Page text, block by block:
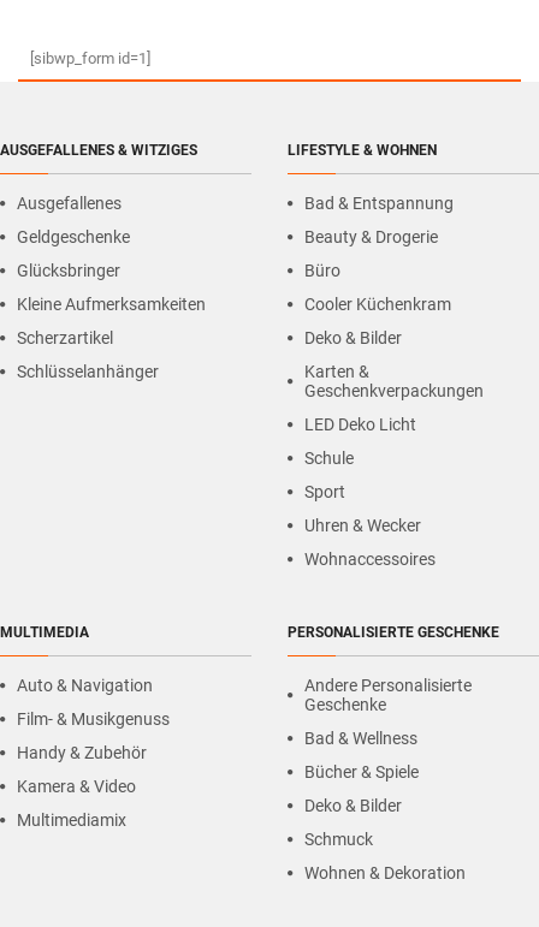
[sibwp_form id=1]
AUSGEFALLENES & WITZIGES
Ausgefallenes
Geldgeschenke
Glücksbringer
Kleine Aufmerksamkeiten
Scherzartikel
Schlüsselanhänger
LIFESTYLE & WOHNEN
Bad & Entspannung
Beauty & Drogerie
Büro
Cooler Küchenkram
Deko & Bilder
Karten &
Geschenkverpackungen
LED Deko Licht
Schule
Sport
Uhren & Wecker
Wohnaccessoires
MULTIMEDIA
Auto & Navigation
Film- & Musikgenuss
Handy & Zubehör
Kamera & Video
Multimediamix
PERSONALISIERTE GESCHENKE
Andere Personalisierte
Geschenke
Bad & Wellness
Bücher & Spiele
Deko & Bilder
Schmuck
Wohnen & Dekoration